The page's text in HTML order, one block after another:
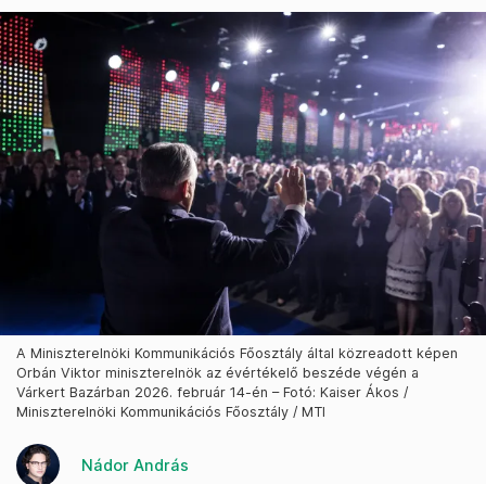
A Miniszterelnöki Kommunikációs Főosztály által közreadott képen
Orbán Viktor miniszterelnök az évértékelő beszéde végén a
Várkert Bazárban 2026. február 14-én – Fotó: Kaiser Ákos /
Miniszterelnöki Kommunikációs Főosztály / MTI
Nádor András